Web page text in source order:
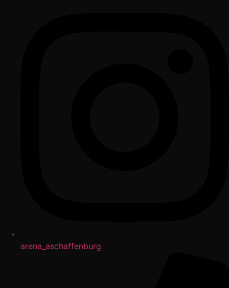
arena_aschaffenburg